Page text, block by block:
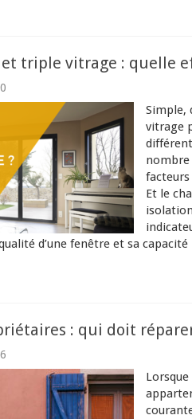
triple vitrage : quelle
0
Simple,
vitrage
nombre
Et le
d’une fenêtre et sa
: qui doit